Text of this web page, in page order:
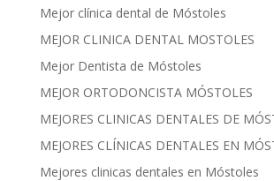
Mejor clínica dental de Móstoles
MEJOR CLINICA DENTAL MOSTOLES
Mejor Dentista de Móstoles
MEJOR ORTODONCISTA MÓSTOLES
MEJORES CLINICAS DENTALES DE
MEJORES CLÍNICAS DENTALES EN
Mejores clinicas dentales en Móstoles